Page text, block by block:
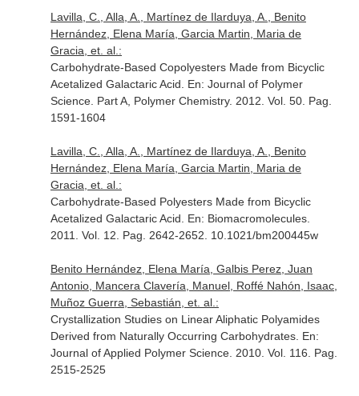
Lavilla, C., Alla, A., Martínez de Ilarduya, A., Benito
Hernández, Elena María, Garcia Martin, Maria de
Gracia, et. al.:
Carbohydrate-Based Copolyesters Made from Bicyclic
Acetalized Galactaric Acid. En: Journal of Polymer
Science. Part A, Polymer Chemistry. 2012. Vol. 50. Pag.
1591-1604
Lavilla, C., Alla, A., Martínez de Ilarduya, A., Benito
Hernández, Elena María, Garcia Martin, Maria de
Gracia, et. al.:
Carbohydrate-Based Polyesters Made from Bicyclic
Acetalized Galactaric Acid. En: Biomacromolecules.
2011. Vol. 12. Pag. 2642-2652. 10.1021/bm200445w
Benito Hernández, Elena María, Galbis Perez, Juan
Antonio, Mancera Clavería, Manuel, Roffé Nahón, Isaac,
Muñoz Guerra, Sebastián, et. al.:
Crystallization Studies on Linear Aliphatic Polyamides
Derived from Naturally Occurring Carbohydrates. En:
Journal of Applied Polymer Science. 2010. Vol. 116. Pag.
2515-2525